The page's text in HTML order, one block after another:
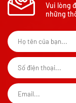
Vui lòng
những